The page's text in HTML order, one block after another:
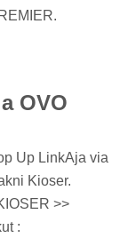
OVO
Up LinkAja via
Kioser.
>>
: